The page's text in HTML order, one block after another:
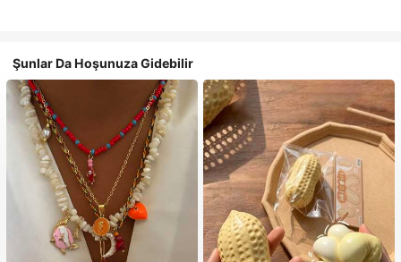
Şunlar Da Hoşunuza Gidebilir